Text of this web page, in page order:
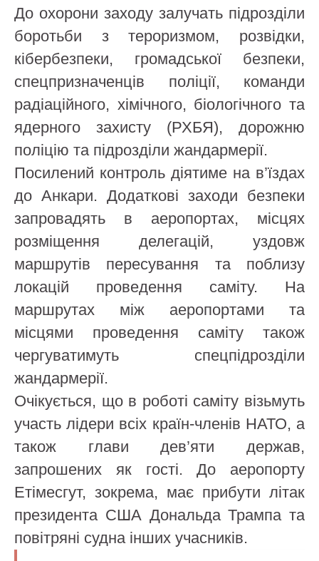
До охорони заходу залучать підрозділи
боротьби з тероризмом, розвідки,
кібербезпеки, громадської безпеки,
спецпризначенців поліції, команди
радіаційного, хімічного, біологічного та
ядерного захисту (РХБЯ), дорожню
поліцію та підрозділи жандармерії.
Посилений контроль діятиме на в’їздах
до Анкари. Додаткові заходи безпеки
запровадять в аеропортах, місцях
розміщення делегацій, уздовж
маршрутів пересування та поблизу
локацій проведення саміту. На
маршрутах між аеропортами та
місцями проведення саміту також
чергуватимуть спецпідрозділи
жандармерії.
Очікується, що в роботі саміту візьмуть
участь лідери всіх країн-членів НАТО, а
також глави дев’яти держав,
запрошених як гості. До аеропорту
Етімесгут, зокрема, має прибути літак
президента США Дональда Трампа та
повітряні судна інших учасників.